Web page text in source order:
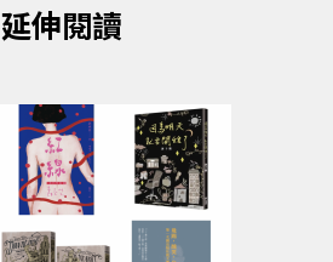
延伸閱讀